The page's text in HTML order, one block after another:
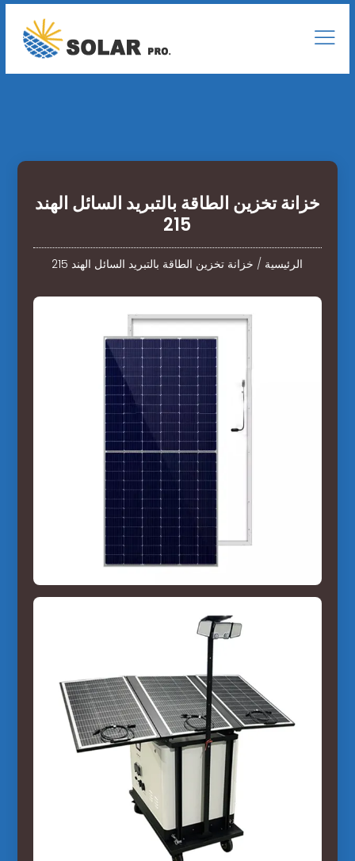
خزانة تخزين الطاقة بالتبريد السائل الهند
215
الرئيسية / خزانة تخزين الطاقة بالتبريد السائل الهند 215